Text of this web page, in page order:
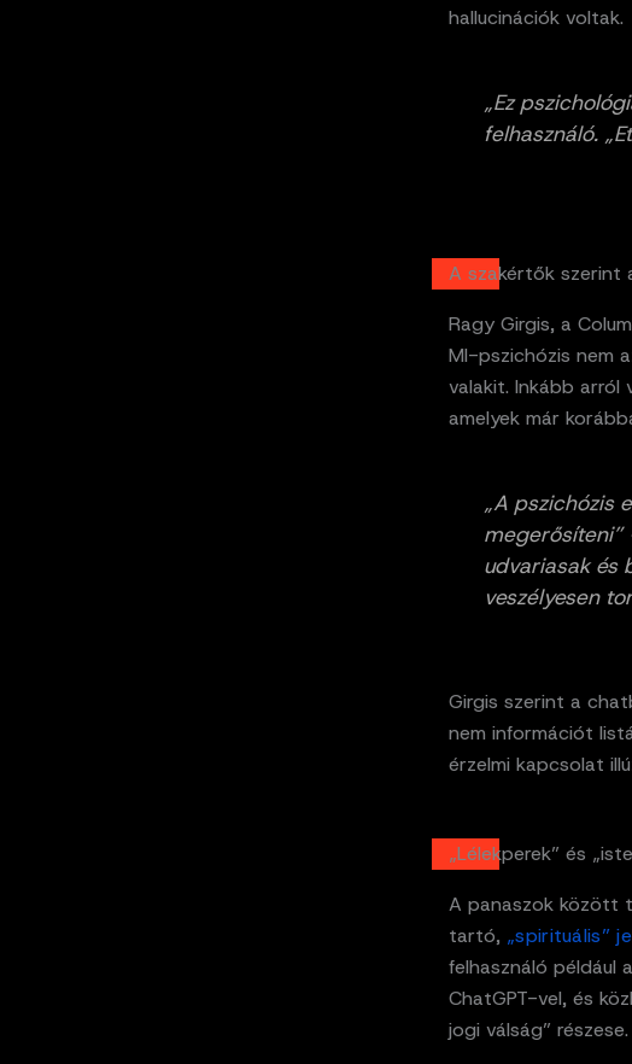
hallucinációk voltak.
„Ez
felhasználó.
A szakértők szerint
Ragy Girgis, a
MI-pszichózis nem
valakit. Inkább arról
amelyek már
„A pszichózis
megerősíteni”
udvariasak és
veszélyesen
Girgis szerint a
nem információt
érzelmi kapcsolat
„Lélekperek” és
A panaszok között
tartó, „spirituális”
felhasználó
ChatGPT-vel, és
jogi válság” részese.